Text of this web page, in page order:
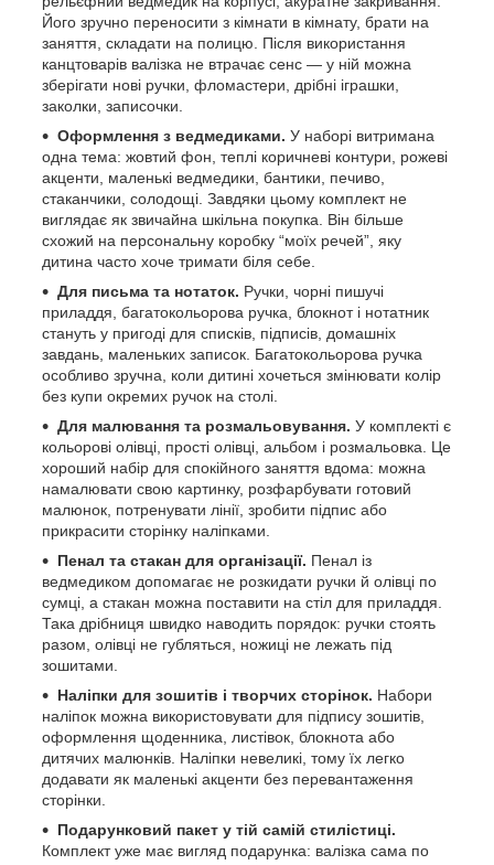
Його зручно переносити з кімнати в кімнату, брати на
заняття, складати на полицю. Після використання
канцтоварів валізка не втрачає сенс — у ній можна
зберігати нові ручки, фломастери, дрібні іграшки,
заколки, записочки.
Оформлення з ведмедиками. У наборі витримана
одна тема: жовтий фон, теплі коричневі контури, рожеві
акценти, маленькі ведмедики, бантики, печиво,
стаканчики, солодощі. Завдяки цьому комплект не
виглядає як звичайна шкільна покупка. Він більше
схожий на персональну коробку “моїх речей”, яку
дитина часто хоче тримати біля себе.
Для письма та нотаток. Ручки, чорні пишучі
приладдя, багатокольорова ручка, блокнот і нотатник
стануть у пригоді для списків, підписів, домашніх
завдань, маленьких записок. Багатокольорова ручка
особливо зручна, коли дитині хочеться змінювати колір
без купи окремих ручок на столі.
Для малювання та розмальовування. У комплекті є
кольорові олівці, прості олівці, альбом і розмальовка. Це
хороший набір для спокійного заняття вдома: можна
намалювати свою картинку, розфарбувати готовий
малюнок, потренувати лінії, зробити підпис або
прикрасити сторінку наліпками.
Пенал та стакан для організації. Пенал із
ведмедиком допомагає не розкидати ручки й олівці по
сумці, а стакан можна поставити на стіл для приладдя.
Така дрібниця швидко наводить порядок: ручки стоять
разом, олівці не губляться, ножиці не лежать під
зошитами.
Наліпки для зошитів і творчих сторінок. Набори
наліпок можна використовувати для підпису зошитів,
оформлення щоденника, листівок, блокнота або
дитячих малюнків. Наліпки невеликі, тому їх легко
додавати як маленькі акценти без перевантаження
сторінки.
Подарунковий пакет у тій самій стилістиці.
Комплект уже має вигляд подарунка: валізка сама по